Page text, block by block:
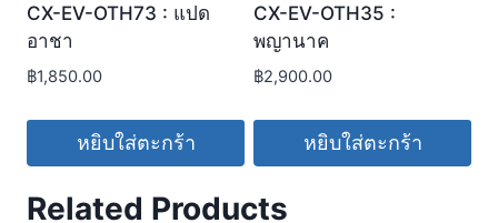
CX-EV-OTH73 : แปด
อาชา
฿1,850.00
หยิบใส่ตะกร้า
CX-EV-OTH35 :
พญานาค
฿2,900.00
หยิบใส่ตะกร้า
Related Products